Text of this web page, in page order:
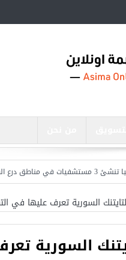
بسوريا
السورية تعرف عليها في
السورية